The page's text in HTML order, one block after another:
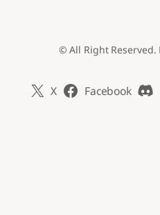
© All Right Reserved.
X Facebook